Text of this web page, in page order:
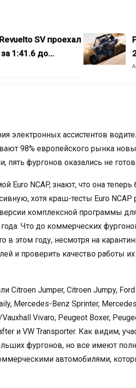
SV проехал
1:41.6 до…
электронных ассистентов
98% европейского рынка
пять фургонов оказались не
Euro NCAP, знают, что она
хотя краш-тесты Euro
комплексной программы
Что до коммерческих
в этом году, несмотря на
и проверить качество работы
Citroen Jumper, Citroen Jumpy, Ford
Mercedes-Benz Sprinter,
Vivaro, Peugeot Boxer,
и VW Transporter. Как видим,
фургонов, но все имеют
автомобилями,